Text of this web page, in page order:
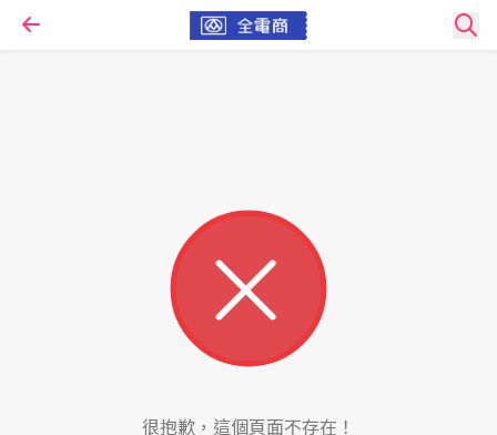
很抱歉，這個頁面不存在！